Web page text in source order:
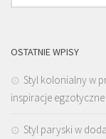
OSTATNIE WPISY
Styl kolonialny w
inspiracje egzotyczne
Styl paryski w